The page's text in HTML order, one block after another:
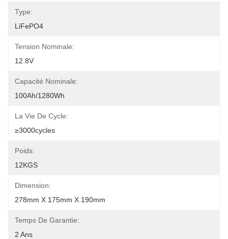
Type:
LiFePO4
Tension Nominale:
12.8V
Capacité Nominale:
100Ah/1280Wh
La Vie De Cycle:
≥3000cycles
Poids:
12KGS
Dimension:
278mm X 175mm X 190mm
Temps De Garantie:
2 Ans